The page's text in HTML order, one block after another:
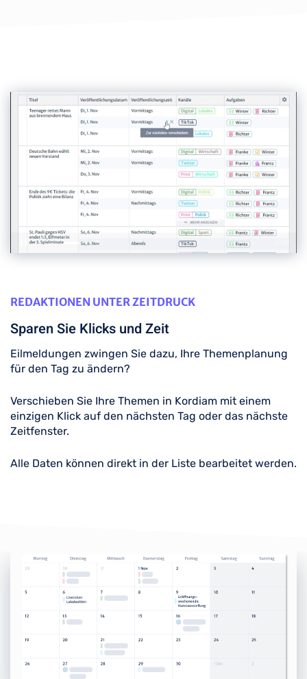
Video-
Datei
Loaded
0.00%
REDAKTIONEN UNTER ZEITDRUCK
Sparen Sie Klicks und Zeit
Eilmeldungen zwingen Sie dazu, Ihre Themenplanung
für den Tag zu ändern?
Verschieben Sie Ihre Themen in Kordiam mit einem
einzigen Klick auf den nächsten Tag oder das nächste
Zeitfenster.
Alle Daten können direkt in der Liste bearbeitet werden.